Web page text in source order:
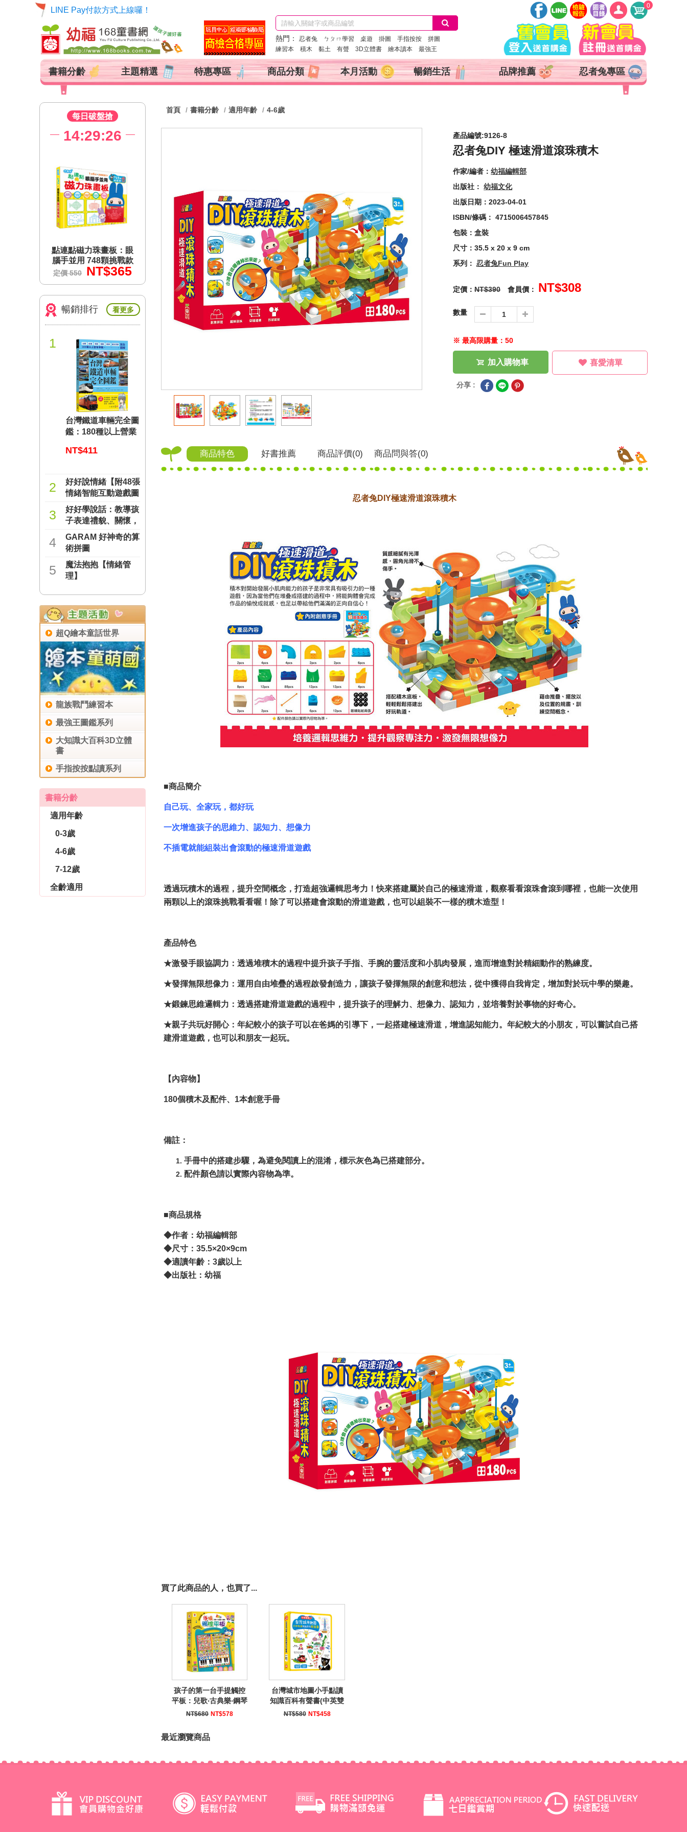
0
登入
註冊
會員中心
查詢訂單
追蹤清單
熱門： 忍者兔 ㄅㄆㄇ學習 桌遊 掛圖 手指按按 拼圖
練習本 積木 黏土 有聲 3D立體書 繪本讀本 最強王
LINE Pay付款方式上線囉！
書籍分齡 主題精選 特惠專區 商品分類 本月活動 暢銷生活 品牌推薦 忍者兔專區
每日破盤搶
14:29:25
點連點磁力珠畫板：眼
腦手並用 748顆挑戰款
定價 550 NT$365
點連點磁力珠畫板：眼
腦手並用 748顆挑戰款
定價 550 NT$365
暢銷排行 看更多
1
台灣鐵道車輛完全圖
鑑：180種以上營業
NT$411
2
好好說情緒【附48張
情緒智能互動遊戲圖
卡】
NT$277
3
好好學說話：教導孩
子表達禮貌、關懷，
避免衝突的溝通方法
（附18張好人緣互動
遊戲圖卡）
NT$237
4
GARAM 好神奇的算
術拼圖
NT$221
5
魔法抱抱【情緒管
理】
NT$221
超Q繪本童話世界
龍族戰鬥練習本
最強王圖鑑系列
大知識大百科3D立體
書
手指按按點讀系列
書籍分齡
適用年齡
0-3歲
4-6歲
7-12歲
全齡適用
首頁 書籍分齡 適用年齡 4-6歲
產品編號:9126-8
忍者兔DIY 極速滑道滾珠積木
作家/編者：幼福編輯部
出版社：幼福文化
出版日期：2023-04-01
ISBN/條碼： 4715006457845
包裝：盒裝
尺寸：35.5 x 20 x 9 cm
系列：忍者兔Fun Play
定價：NT$390 會員價： NT$308
數量
※ 最高限購量：50
加入購物車 喜愛清單
分享 :
商品特色 好書推薦 商品評價(0) 商品問與答(0)
忍者兔DIY極速滑道滾珠積木
■商品簡介
自己玩、 全家玩，都好玩
一次增進孩子的思維力、認知力、想像力
不插電就能組裝出會滾動的極速滑道遊戲
透過玩積木的過程，提升空間概念，打造超強邏輯思考力！快來搭建屬於自己的極速滑道，觀察看看滾珠會滾到哪裡，也能一次使用
兩顆以上的滾珠挑戰看看喔！除了可以搭建會滾動的滑道遊戲，也可以組裝不一樣的積木造型！
產品特色
★激發手眼協調力：透過堆積木的過程中提升孩子手指、手腕的靈活度和小肌肉發展，進而增進對於精細動作的熟練度。
★發揮無限想像力：運用自由堆疊的過程啟發創造力，讓孩子發揮無限的創意和想法，從中獲得自我肯定，增加對於玩中學的樂趣。
★鍛鍊思維邏輯力：透過搭建滑道遊戲的過程中，提升孩子的理解力、想像力、認知力，並培養對於事物的好奇心。
★親子共玩好開心：年紀較小的孩子可以在爸媽的引導下，一起搭建極速滑道，增進認知能力。年紀較大的小朋友，可以嘗試自己搭
建滑道遊戲，也可以和朋友一起玩。
【內容物】
180個積木及配件、1本創意手冊
備註：
手冊中的搭建步驟，為避免閱讀上的混淆，標示灰色為已搭建部分。
配件顏色請以實際內容物為準。
■商品規格
◆作者：幼福編輯部
◆尺寸：35.5×20×9cm
◆適讀年齡：3歲以上
◆出版社：幼福
買了此商品的人，也買了...
孩子的第一台手提觸控
平板：兒歌‧古典樂‧鋼琴
NT$680 NT$578
台灣城市地圖小手點讀
知識百科有聲書(中英雙
語)
NT$580 NT$458
最近瀏覽商品